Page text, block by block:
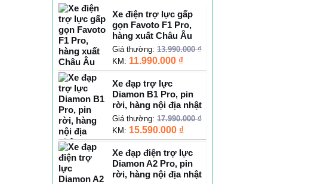
Xe điện trợ lực gấp
gọn Favoto F1 Pro,
hàng xuất Châu Âu
Giá thường: 13.990.000₫
KM: 11.990.000 ₫
Xe đạp trợ lực
Diamon B1 Pro, pin
rời, hàng nội địa nhật
Giá thường: 17.990.000₫
KM: 15.590.000 ₫
Xe đạp điện trợ lực
Diamon A2 Pro, pin
rời, hàng nội địa nhật